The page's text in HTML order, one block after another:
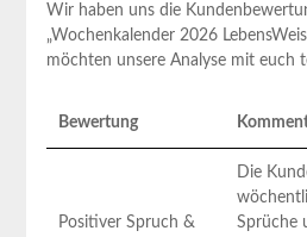
Wir haben uns die
„Wochenkalender ⁢2026
möchten unsere Analyse ⁢mit euch
Bewertung
Positiver ‍Spruch &
Die
Sprüche